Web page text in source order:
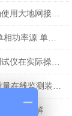
还不知道如何正确使用大地网接地电阻测试仪？进来看
单相交流标准源 单相功率源 单相交流标准功率源生产厂家
变压器短路阻抗测试仪在实际操作过程中的常见问题相应解决方法分享
恩源800B型电能质量在线监测装置的主要技术指标
试方法讲解